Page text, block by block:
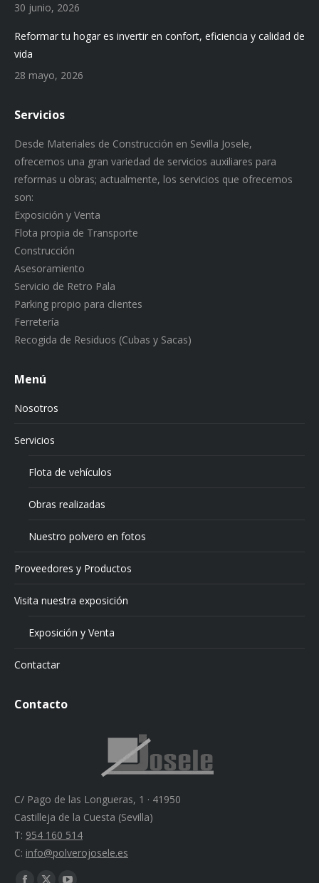
30 junio, 2026
Reformar tu hogar es invertir en confort, eficiencia y calidad de
vida
28 mayo, 2026
Servicios
Desde Materiales de Construcción en Sevilla Josele,
ofrecemos una gran variedad de servicios auxiliares para
reformas u obras; actualmente, los servicios que ofrecemos
son:
Exposición y Venta
Flota propia de Transporte
Construcción
Asesoramiento
Servicio de Retro Pala
Parking propio para clientes
Ferretería
Recogida de Residuos (Cubas y Sacas)
Menú
Nosotros
Servicios
Flota de vehículos
Obras realizadas
Nuestro polvero en fotos
Proveedores y Productos
Visita nuestra exposición
Exposición y Venta
Contactar
Contacto
C/ Pago de las Longueras, 1 · 41950
Castilleja de la Cuesta (Sevilla)
T: 954 160 514
C: info@polverojosele.es
Find us on: